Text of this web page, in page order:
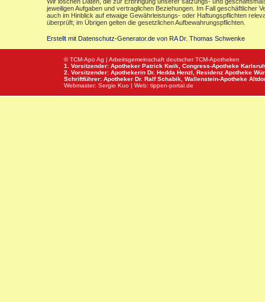
jeweiligen Aufgaben und vertraglichen Beziehungen. Im Fall geschäftlicher
auch im Hinblick auf etwaige Gewährleistungs- oder Haftungspflichten
überprüft; im Übrigen gelten die gesetzlichen Aufbewahrungspflichten.
Erstellt mit Datenschutz-Generator.de von RA Dr. Thomas Schwenke
© TCM-Apo Ag | Arbeitsgemeinschaft deutscher TCM-Apotheken
1. Vorsitzender: Apotheker Patrick Kwik, Congress-Apotheke
2. Vorsitzender: Apothekerin Dr. Hedda Henzl, Residenz Apotheke
Schriftführer: Apotheker Dr. Ralf Schabik, Wallenstein-Apotheke
Webmaster: Sergio Kuo | Web: tippen-portal.de